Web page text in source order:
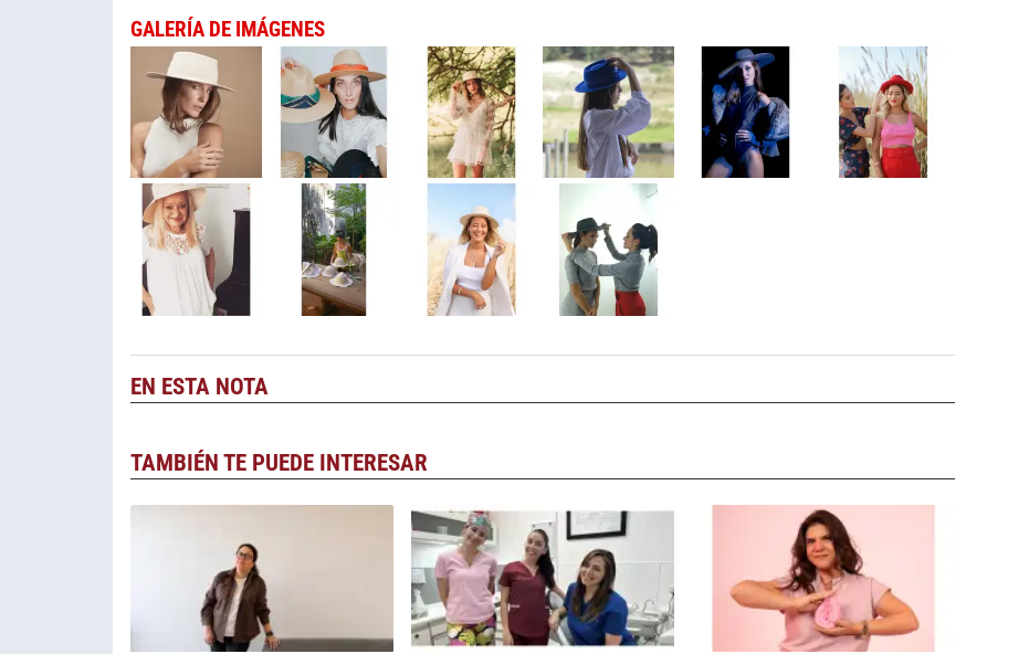
GALERÍA DE IMÁGENES
EN ESTA NOTA
TAMBIÉN TE PUEDE INTERESAR